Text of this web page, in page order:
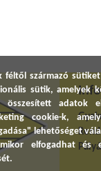
származó
sütik, amelyek
összesített adatok
cookie-k,
lehetőséget
elfogadhat és